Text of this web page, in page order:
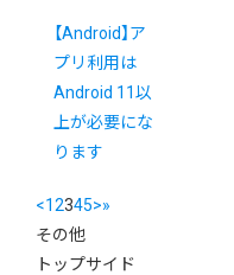
【Android】ア
プリ利用は
Android 11以
上が必要にな
ります
<12345>»
その他
トップサイド